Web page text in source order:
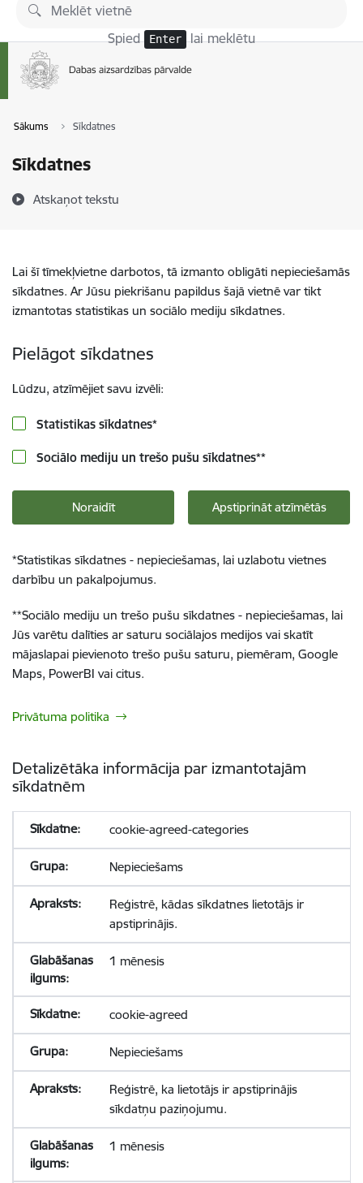
Pāriet uz lapas saturu
Spied Enter lai meklētu
Sākums Sīkdatnes
Sīkdatnes
Atskaņot tekstu
Lai šī tīmekļvietne darbotos, tā izmanto obligāti nepieciešamās
sīkdatnes. Ar Jūsu piekrišanu papildus šajā vietnē var tikt
izmantotas statistikas un sociālo mediju sīkdatnes.
Pielāgot sīkdatnes
Lūdzu, atzīmējiet savu izvēli:
Statistikas sīkdatnes*
Sociālo mediju un trešo pušu sīkdatnes**
Noraidīt Apstiprināt atzīmētās
*Statistikas sīkdatnes - nepieciešamas, lai uzlabotu vietnes
darbību un pakalpojumus.
**Sociālo mediju un trešo pušu sīkdatnes - nepieciešamas, lai
Jūs varētu dalīties ar saturu sociālajos medijos vai skatīt
mājaslapai pievienoto trešo pušu saturu, piemēram, Google
Maps, PowerBI vai citus.
Privātuma politika
Detalizētāka informācija par izmantotajām
sīkdatnēm
cookie-agreed-categories
Nepieciešams
Reģistrē, kādas sīkdatnes lietotājs ir
apstiprinājis.
1 mēnesis
cookie-agreed
Nepieciešams
Reģistrē, ka lietotājs ir apstiprinājis
sīkdatņu paziņojumu.
1 mēnesis